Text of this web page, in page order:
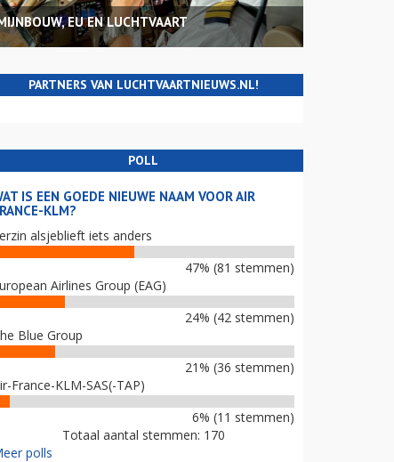
EU EN LUCHTVAART
PARTNERS VAN LUCHTVAARTNIEUWS.NL!
POLL
IS EEN GOEDE NIEUWE NAAM VOOR AIR
KLM?
alsjeblieft iets anders
47% (81 stemmen)
Airlines Group (EAG)
24% (42 stemmen)
Blue Group
21% (36 stemmen)
France-KLM-SAS(-TAP)
6% (11 stemmen)
Totaal aantal stemmen: 170
polls